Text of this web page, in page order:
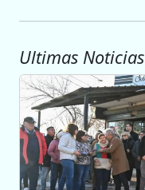
Ultimas Noticias